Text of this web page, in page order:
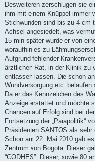
Desweiteren zerschlugen sie
ihm mit einem Knüppel immer
Stichwunden sind bis zu 4 cm
Achsel angesiedelt, was
15 min später wurde er von
woraufhin es zu
Aufgrund fehlender
ärztlichen Rat, in der Klinik zu
entlassen lassen. Die schon
Wundversorgung etc. belaufen
Da er das Kennzeichen des
Anzeige erstattet und möchte
Chancen auf Erfolg sind bei
Fortsetzung der „Parapolitik“
Präsidenten SANTOS als sehr
Schon am 22. Mai 2010 gab
Zentrum von Bogota. Dieser
“CODHES”. Dieser, sowie 80